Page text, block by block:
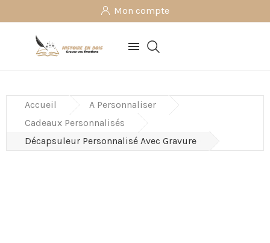
Mon compte

Accueil
A Personnaliser
Cadeaux Personnalisés
Décapsuleur Personnalisé Avec Gravure